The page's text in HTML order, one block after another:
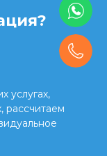
услугах,
рассчитаем